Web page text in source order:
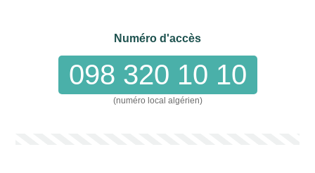
Numéro d'accès
098 320 10 10
(numéro local algérien)